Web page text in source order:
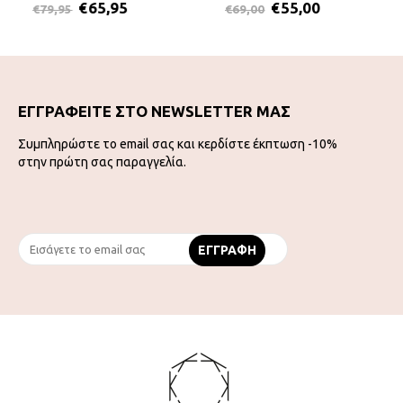
79,95 € 65,95 69,00 € 55,00
ΕΓΓΡΑΦΕΙΤΕ ΣΤΟ NEWSLETTER ΜΑΣ
Συμπληρώστε το email σας και κερδίστε έκπτωση -10%
στην πρώτη σας παραγγελία.